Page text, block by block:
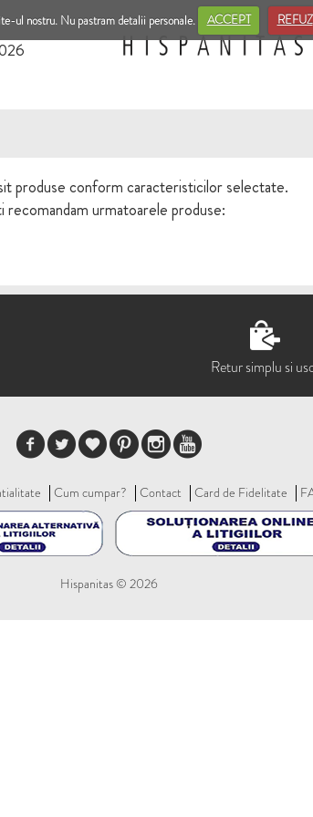
ul nostru. Nu pastram detalii personale. ACCEPT REFUZ
produse conform caracteristicilor selectate.
recomandam urmatoarele produse:
Retur simplu si
Cum cumpar? Contact Card de Fidelitate
Hispanitas © 2026